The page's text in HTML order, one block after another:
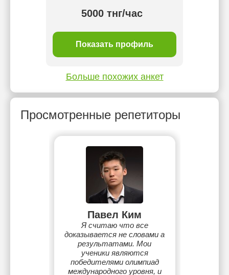
5000 тнг/час
Показать профиль
Больше похожих анкет
Просмотренные репетиторы
Павел Ким
Я считаю что все
доказывается не словами а
результатами. Мои
ученики являются
победителями олимпиад
международного уровня, и